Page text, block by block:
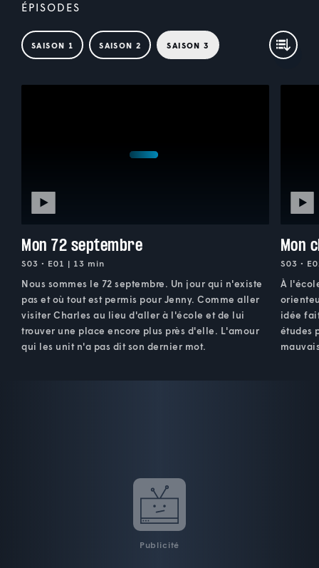
ÉPISODES
SAISON 1 SAISON 2 SAISON 3
Mon 72 septembre
S03 • E01 | 13 min
Nous sommes le 72 septembre. Un jour qui n'existe
pas et où tout est permis pour Jenny. Comme aller
visiter Charles au lieu d'aller à l'école et de lui
trouver une place encore plus près d'elle. L'amour
qui les unit n'a pas dit son dernier mot.
Mon
S03 •
À
idée
études
Publicité